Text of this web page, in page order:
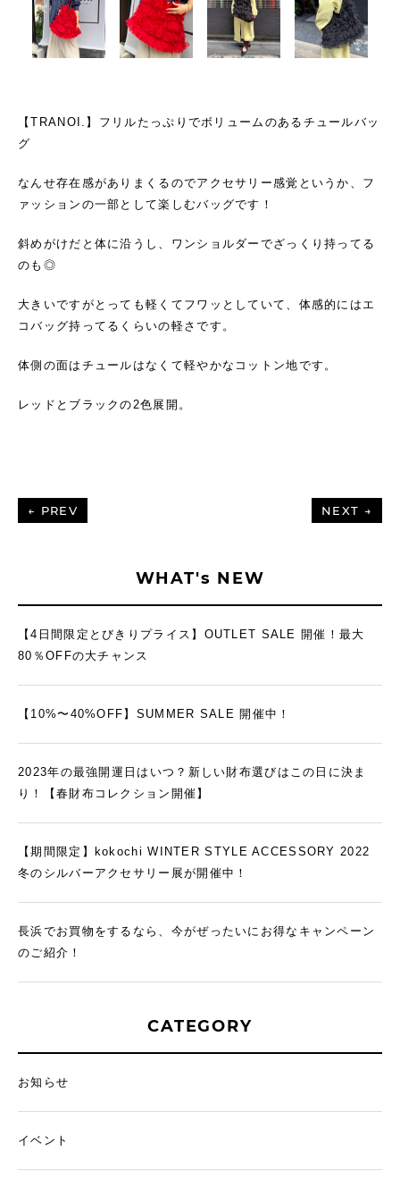
【TRANOI.】フリルたっぷりでボリュームのあるチュールバッ
グ
なんせ存在感がありまくるのでアクセサリー感覚というか、フ
ァッションの一部として楽しむバッグです！
斜めがけだと体に沿うし、ワンショルダーでざっくり持ってる
のも◎
大きいですがとっても軽くてフワッとしていて、体感的にはエ
コバッグ持ってるくらいの軽さです。
体側の面はチュールはなくて軽やかなコットン地です。
レッドとブラックの2色展開。
← PREV NEXT →
WHAT's NEW
【4日間限定とびきりプライス】OUTLET SALE 開催！最大
80％OFFの大チャンス
【10%〜40%OFF】SUMMER SALE 開催中！
2023年の最強開運日はいつ？新しい財布選びはこの日に決ま
り！【春財布コレクション開催】
【期間限定】kokochi WINTER STYLE ACCESSORY 2022
冬のシルバーアクセサリー展が開催中！
長浜でお買物をするなら、今がぜったいにお得なキャンペーン
のご紹介！
CATEGORY
お知らせ
イベント